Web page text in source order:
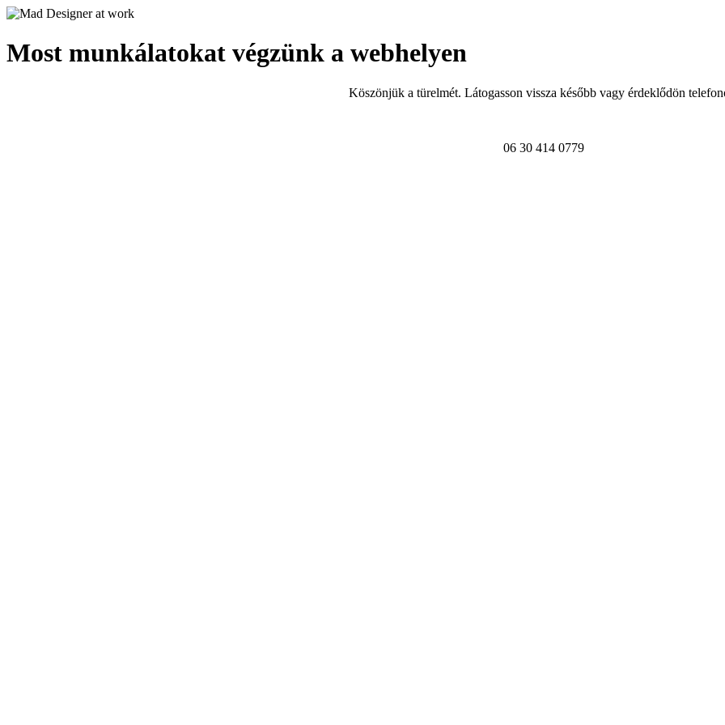
Most munkálatokat végzünk a webhelyen
Köszönjük a türelmét. Látogasson vissza később vagy érdeklődön
06 30 414 0779